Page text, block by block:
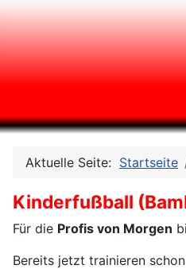
Aktuelle Seite: Startseite
Kinderfußball
Für die Profis von Morgen
Bereits jetzt trainieren